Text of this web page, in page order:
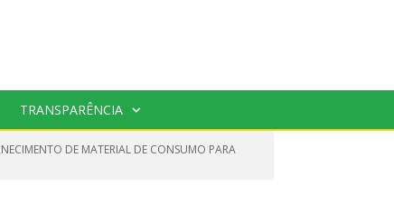
TRANSPARÊNCIA
DE MATERIAL DE CONSUMO PARA